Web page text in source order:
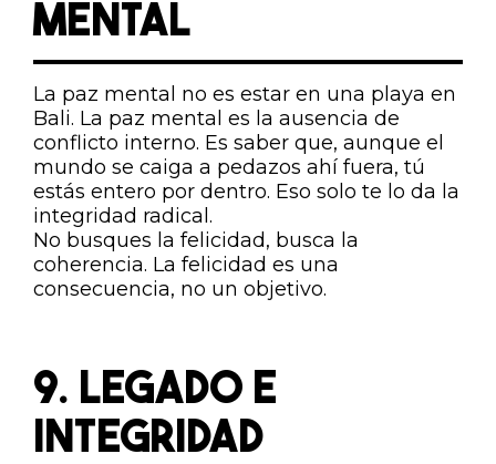
MENTAL
La paz mental no es estar en una playa en
Bali. La paz mental es la ausencia de
conflicto interno. Es saber que, aunque el
mundo se caiga a pedazos ahí fuera, tú
estás entero por dentro. Eso solo te lo da la
integridad radical.
No busques la felicidad, busca la
coherencia. La felicidad es una
consecuencia, no un objetivo.
9. LEGADO E
INTEGRIDAD